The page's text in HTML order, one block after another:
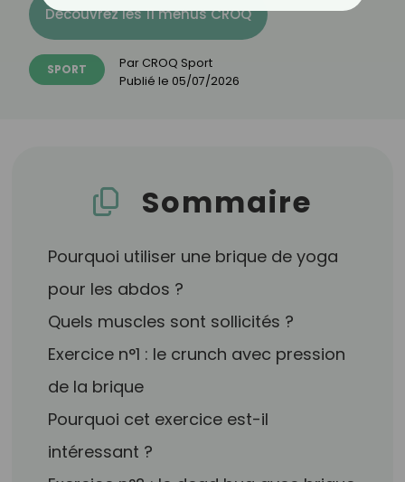
Découvrez les 11 menus CROQ
SPORT Par CROQ Sport
Publié le 05/07/2026
Sommaire
Pourquoi utiliser une brique de yoga
pour les abdos ?
Quels muscles sont sollicités ?
Exercice n°1 : le crunch avec pression
de la brique
Pourquoi cet exercice est-il
intéressant ?